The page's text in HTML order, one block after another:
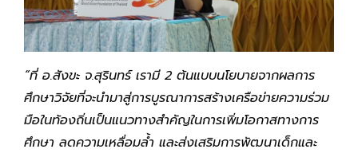
“ที่ อ.สังขะ จ.สุรินทร์ เรามี 2 ต้นแบบนโยบายจากผลการ
ศึกษาวิจัยที่จะนำมาสู่การบูรณาการสร้างเครือข่ายความร่วม
มือในท้องถิ่นเป็นแนวทางสำคัญในการเพิ่มโอกาสทางการ
ศึกษา ลดความเหลื่อมล้ำ และส่งเสริมการพัฒนาเด็กและ